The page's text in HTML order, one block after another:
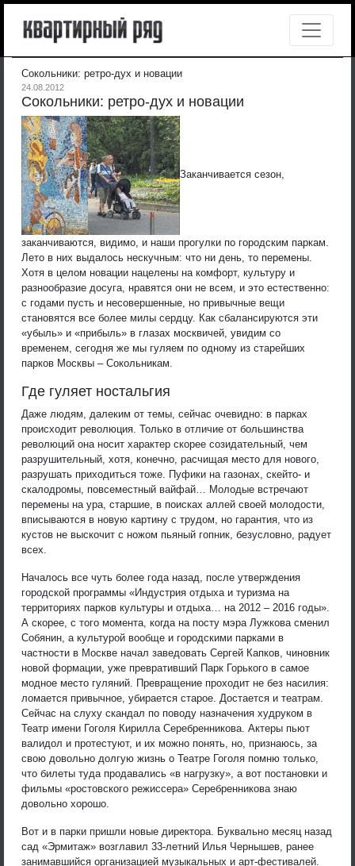
Сокольники: ретро-дух и новации
24.08.2012
Сокольники: ретро-дух и новации
Заканчивается сезон,
заканчиваются, видимо, и наши прогулки по городским паркам.
Лето в них выдалось нескучным: что ни день, то перемены.
Хотя в целом новации нацелены на комфорт, культуру и
разнообразие досуга, нравятся они не всем, и это естественно:
с годами пусть и несовершенные, но привычные вещи
становятся все более милы сердцу. Как сбалансируются эти
«убыль» и «прибыль» в глазах москвичей, увидим со
временем, сегодня же мы гуляем по одному из старейших
парков Москвы – Сокольникам.
Где гуляет ностальгия
Даже людям, далеким от темы, сейчас очевидно: в парках
происходит революция. Только в отличие от большинства
революций она носит характер скорее созидательный, чем
разрушительный, хотя, конечно, расчищая место для нового,
разрушать приходиться тоже. Пуфики на газонах, скейто- и
скалодромы, повсеместный вайфай… Молодые встречают
перемены на ура, старшие, в поисках аллей своей молодости,
вписываются в новую картину с трудом, но гарантия, что из
кустов не выскочит с ножом пьяный гопник, безусловно, радует
всех.
Началось все чуть более года назад, после утверждения
городской программы «Индустрия отдыха и туризма на
территориях парков культуры и отдыха… на 2012 – 2016 годы».
А скорее, с того момента, когда на посту мэра Лужкова сменил
Собянин, а культурой вообще и городскими парками в
частности в Москве начал заведовать Сергей Капков, чиновник
новой формации, уже превративший Парк Горького в самое
модное место гуляний. Превращение проходит не без насилия:
ломается привычное, убирается старое. Достается и театрам.
Сейчас на слуху скандал по поводу назначения худруком в
Театр имени Гоголя Кирилла Серебренникова. Актеры пьют
валидол и протестуют, и их можно понять, но, признаюсь, за
свою довольно долгую жизнь о Театре Гоголя помню только,
что билеты туда продавались «в нагрузку», а вот постановки и
фильмы «ростовского режиссера» Серебренникова знаю
довольно хорошо.
Вот и в парки пришли новые директора. Буквально месяц назад
сад «Эрмитаж» возглавил 33-летний Илья Чернышев, ранее
занимавшийся организацией музыкальных и арт-фестивалей.